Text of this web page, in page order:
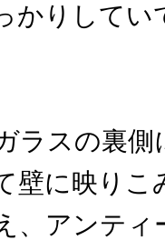
かりしてい
ラスの裏側
壁に映りこ
、アンティ